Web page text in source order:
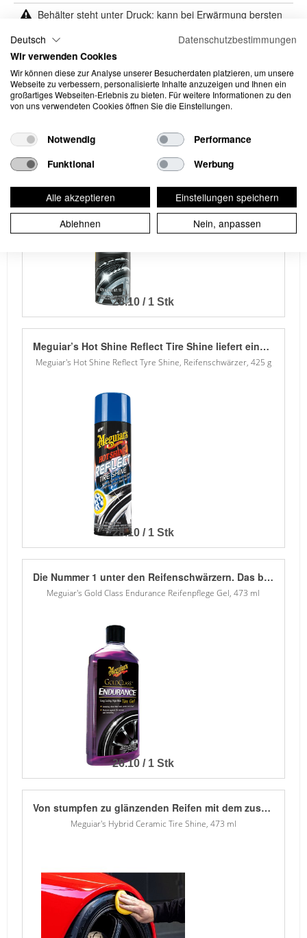
Behälter steht unter Druck: kann bei Erwärmung bersten
Alternative
Meguiar’s Ultimate Tyre Shine, 425 g
28.10 / 1 Stk
Meguiar’s Hot Shine Reflect Tire Shine liefert einen tiefschwarzen Nass-Look und bildet einen wirksamen Schutzfilm vor Alterung und Austrocknung. Die spezielle Meguiar's Reflektionstechnik sorgt für ein maximales Glanzerlebnis. Einfach aufzutragen, ohne Verlauf- oder Schlierenbildung. Schneller sind schöne Reifen nicht zu haben!
Meguiar's Hot Shine Reflect Tyre Shine, Reifenschwärzer, 425 g
28.10 / 1 Stk
Die Nummer 1 unter den Reifenschwärzern. Das besonders wiederstandsfähige Endurance-Gel legt sich nicht einfach oberflächlich auf den Reifen, sondern wird vom Gummi aufgenommen. Die Reifen bleiben wochenlang tiefschwarz und glänzend - auch bei Regen. Das Gel einfach mit einem Schwamm dünn auf das Gummi auftragen, fertig. Selbst braune Reifen werden wieder tiefschwarz!
Meguiar's Gold Class Endurance Reifenpflege Gel, 473 ml
26.10 / 1 Stk
Von stumpfen zu glänzenden Reifen mit dem zusätzlichen Vorteil der Hybrid Ceramic Technologie! Das Hybrid Ceramic Tire Shine von Meguiar`s erneuert stumpf aussehende Reifen mit erstklassigen Glanzverstärkern, die das Aussehen verdunkeln und Glanz verleihen. Die fortschrittliche Hybrid Ceramic Technologie bietet einen dauerhaften Schutz, der auch bei Wassereinwirkung seinen Glanz behält! Außerdem haftet es gut an den Reifen und verringert so die Wahrscheinlichkeit des Schleuderns.
Meguiar's Hybrid Ceramic Tire Shine, 473 ml
Deutsch
Datenschutzbestimmungen
Wir verwenden Cookies
Wir können diese zur Analyse unserer Besucherdaten platzieren, um unsere
Webseite zu verbessern, personalisierte Inhalte anzuzeigen und Ihnen ein
großartiges Webseiten-Erlebnis zu bieten. Für weitere Informationen zu den
von uns verwendeten Cookies öffnen Sie die Einstellungen.
Notwendig
Performance
Funktional
Werbung
Alle akzeptieren
Einstellungen speichern
Ablehnen
Nein, anpassen